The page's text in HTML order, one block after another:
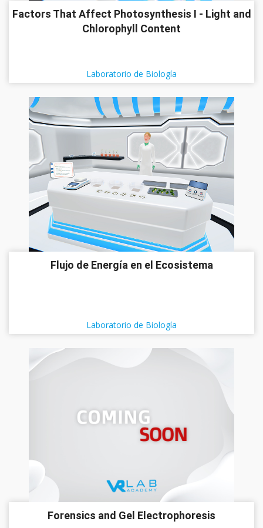
Factors That Affect Photosynthesis I - Light and
Chlorophyll Content
Laboratorio de Biología
Flujo de Energía en el Ecosistema
Laboratorio de Biología
Forensics and Gel Electrophoresis